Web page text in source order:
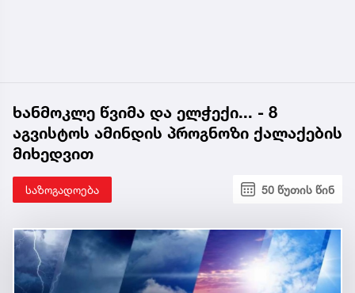
ხანმოკლე წვიმა და ელჭექი... - 8
აგვისტოს ამინდის პროგნოზი ქალაქების
მიხედვით
საზოგადოება 50 წუთის წინ